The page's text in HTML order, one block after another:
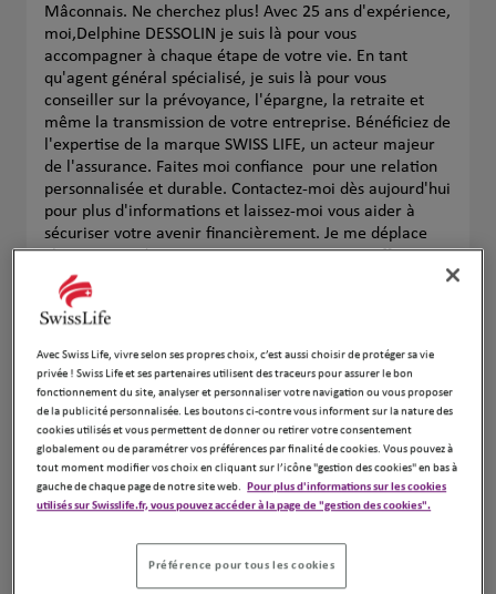
Mâconnais. Ne cherchez plus! Avec 25 ans d'expérience,
moi,Delphine DESSOLIN je suis là pour vous
accompagner à chaque étape de votre vie. En tant
qu'agent général spécialisé, je suis là pour vous
conseiller sur la prévoyance, l'épargne, la retraite et
même la transmission de votre entreprise. Bénéficiez de
l'expertise de la marque SWISS LIFE, un acteur majeur
de l'assurance. Faites moi confiance pour une relation
personnalisée et durable. Contactez-moi dès aujourd'hui
pour plus d'informations et laissez-moi vous aider à
sécuriser votre avenir financièrement. Je me déplace
chez vous ou dans votre entreprise pour vous offrir un
bilan.
Avec Swiss Life, vivre selon ses propres choix, c’est aussi choisir de protéger sa vie
privée ! Swiss Life et ses partenaires utilisent des traceurs pour assurer le bon
fonctionnement du site, analyser et personnaliser votre navigation ou vous proposer
de la publicité personnalisée. Les boutons ci-contre vous informent sur la nature des
cookies utilisés et vous permettent de donner ou retirer votre consentement
globalement ou de paramétrer vos préférences par finalité de cookies. Vous pouvez à
tout moment modifier vos choix en cliquant sur l’icône "gestion des cookies" en bas à
gauche de chaque page de notre site web. Pour plus d'informations sur les cookies
utilisés sur Swisslife.fr, vous pouvez accéder à la page de "gestion des cookies".
Préférence pour tous les cookies